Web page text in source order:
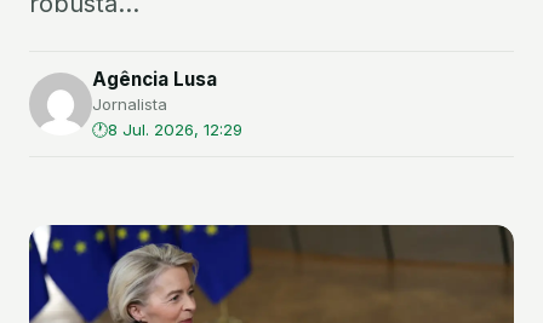
Agência Lusa
Jornalista
8 Jul. 2026, 12:29